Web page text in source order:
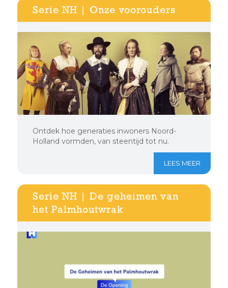
Serie NH | Onze voorouders
Ontdek hoe generaties inwoners Noord-
Holland vormden, van steentijd tot nu.
LEES MEER
Serie NH | De geheimen van
het Palmhoutwrak